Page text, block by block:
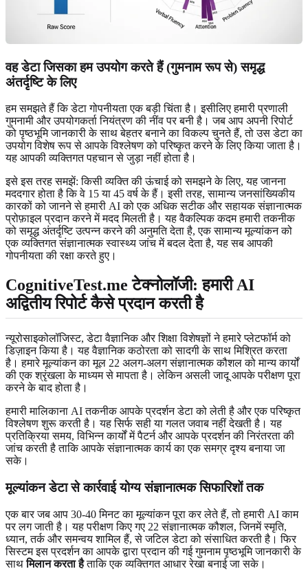
वह डेटा जिसका हम उपयोग करते हैं (गुमनाम रूप से) समृद्ध
अंतर्दृष्टि के लिए
हम समझते हैं कि डेटा गोपनीयता एक बड़ी चिंता है। इसीलिए हमारी प्रणाली
गुमनामी और उपयोगकर्ता नियंत्रण की नींव पर बनी है। जब आप अपनी रिपोर्ट
को पृष्ठभूमि जानकारी के साथ बेहतर बनाने का विकल्प चुनते हैं, तो उस डेटा का
उपयोग विशेष रूप से आपके विश्लेषण को परिष्कृत करने के लिए किया जाता है।
यह आपकी व्यक्तिगत पहचान से जुड़ा नहीं होता है।
इसे इस तरह समझें: किसी व्यक्ति की ऊंचाई को समझने के लिए, यह जानना
मददगार होता है कि वे 15 या 45 वर्ष के हैं। इसी तरह, सामान्य जनसांख्यिकीय
कारकों को जानने से हमारी AI को एक अधिक सटीक और सहायक संज्ञानात्मक
प्रोफ़ाइल प्रदान करने में मदद मिलती है। यह वैकल्पिक कदम हमारी तकनीक
को समृद्ध अंतर्दृष्टि उत्पन्न करने की अनुमति देता है, एक सामान्य मूल्यांकन को
एक व्यक्तिगत संज्ञानात्मक स्वास्थ्य जांच में बदल देता है, यह सब आपकी
गोपनीयता की रक्षा करते हुए।
CognitiveTest.me टेक्नोलॉजी: हमारी AI
अद्वितीय रिपोर्ट कैसे प्रदान करती है
न्यूरोसाइकोलॉजिस्ट, डेटा वैज्ञानिक और शिक्षा विशेषज्ञों ने हमारे प्लेटफॉर्म को
डिज़ाइन किया है। यह वैज्ञानिक कठोरता को सादगी के साथ मिश्रित करता
है। हमारे मूल्यांकन का मूल 22 अलग-अलग संज्ञानात्मक कौशल को मान्य कार्यों
की एक श्रृंखला के माध्यम से मापता है। लेकिन असली जादू आपके परीक्षण पूरा
करने के बाद होता है।
हमारी मालिकाना AI तकनीक आपके प्रदर्शन डेटा को लेती है और एक परिष्कृत
विश्लेषण शुरू करती है। यह सिर्फ सही या गलत जवाब नहीं देखती है। यह
प्रतिक्रिया समय, विभिन्न कार्यों में पैटर्न और आपके प्रदर्शन की निरंतरता की
जांच करती है ताकि आपके संज्ञानात्मक कार्य का एक समग्र दृश्य बनाया जा
सके।
मूल्यांकन डेटा से कार्रवाई योग्य संज्ञानात्मक सिफारिशों तक
एक बार जब आप 30-40 मिनट का मूल्यांकन पूरा कर लेते हैं, तो हमारी AI काम
पर लग जाती है। यह परीक्षण किए गए 22 संज्ञानात्मक कौशल, जिनमें स्मृति,
ध्यान, तर्क और समन्वय शामिल हैं, से जटिल डेटा को संसाधित करती है। फिर
सिस्टम इस प्रदर्शन का आपके द्वारा प्रदान की गई गुमनाम पृष्ठभूमि जानकारी के
साथमिलान करता हैताकि एक व्यक्तिगत आधार रेखा बनाई जा सके।